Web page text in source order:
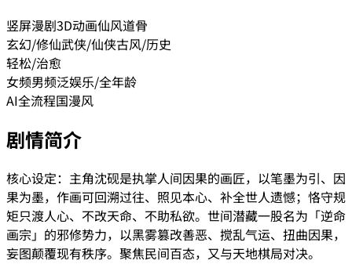
竖屏漫剧3D动画仙风道骨
玄幻/修仙武侠/仙侠古风/历史
轻松/治愈
女频男频泛娱乐/全年龄
AI全流程国漫风
剧情简介
核心设定：主角沈砚是执掌人间因果的画匠，以笔墨为引、因
果为墨，作画可回溯过往、照见本心、补全世人遗憾；恪守规
矩只渡人心、不改天命、不助私欲。世间潜藏一股名为「逆命
画宗」的邪修势力，以黑雾篡改善恶、搅乱气运、扭曲因果，
妄图颠覆现有秩序。聚焦民间百态，又与天地棋局对决。